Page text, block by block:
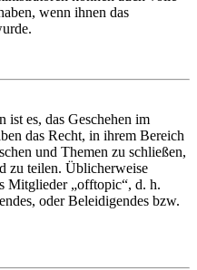
wenn ihnen das
ist es, das Geschehen im
das Recht, in ihrem Bereich
und Themen zu schließen,
zu teilen. Üblicherweise
Mitglieder „offtopic“, d. h.
oder Beleidigendes bzw.